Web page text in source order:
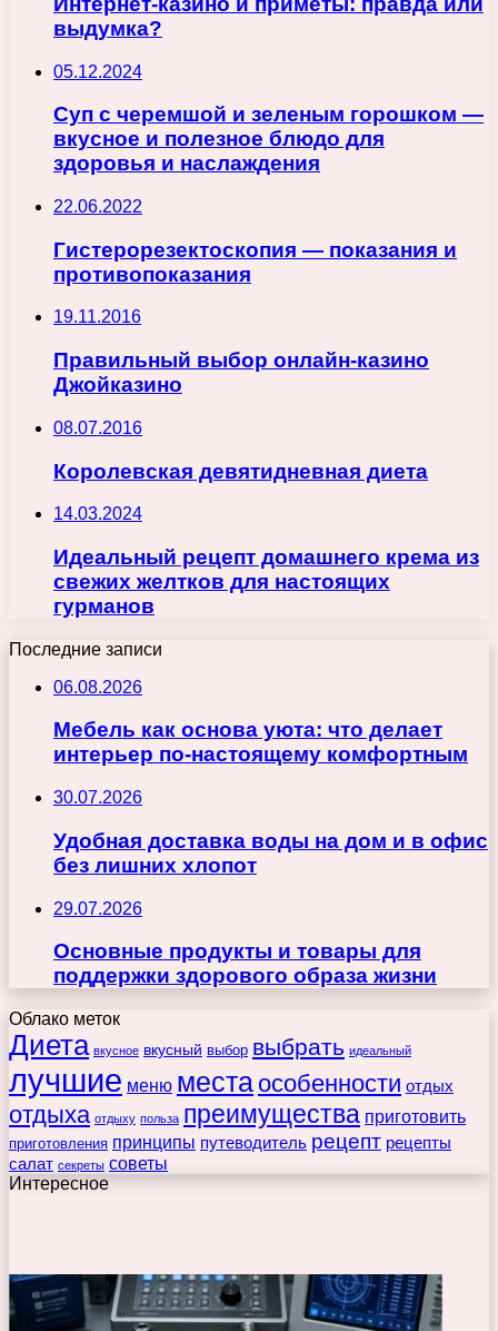
выдумка?
05.12.2024
Суп с черемшой и зеленым горошком —
вкусное и полезное блюдо для
здоровья и наслаждения
22.06.2022
Гистерорезектоскопия — показания и
противопоказания
19.11.2016
Правильный выбор онлайн-казино
Джойказино
08.07.2016
Королевская девятидневная диета
14.03.2024
Идеальный рецепт домашнего крема из
свежих желтков для настоящих
гурманов
Последние записи
06.08.2026
Мебель как основа уюта: что делает
интерьер по-настоящему комфортным
30.07.2026
Удобная доставка воды на дом и в офис
без лишних хлопот
29.07.2026
Основные продукты и товары для
поддержки здорового образа жизни
Облако меток
Диета вкусное вкусный выбор выбрать идеальный
лучшие меню места особенности отдых
отдыха отдыху польза преимущества приготовить
приготовления принципы путеводитель рецепт рецепты
салат секреты советы
Интересное